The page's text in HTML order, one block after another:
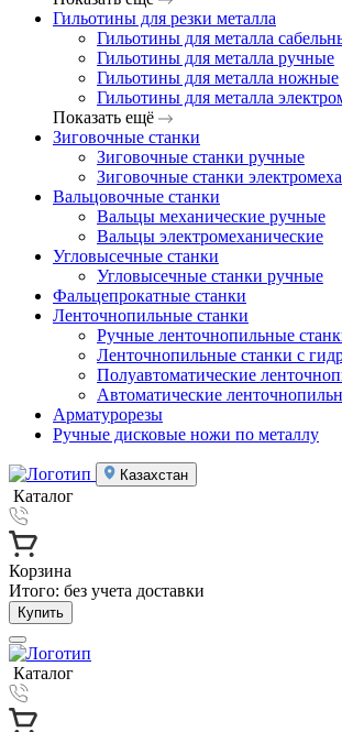
Гильотины для резки металла
Гильотины для металла
Гильотины для металла ручные
Гильотины для металла ножные
Гильотины для металла
Показать ещё
Зиговочные станки
Зиговочные станки ручные
Зиговочные станки
Вальцовочные станки
Вальцы механические ручные
Вальцы электромеханические
Угловысечные станки
Угловысечные станки ручные
Фальцепрокатные станки
Ленточнопильные станки
Ручные ленточнопильные
Ленточнопильные станки с
Полуавтоматические
Автоматические
Арматурорезы
Ручные дисковые ножи по металлу
Казахстан
Каталог
Корзина
Итого: без учета доставки
Купить
Каталог